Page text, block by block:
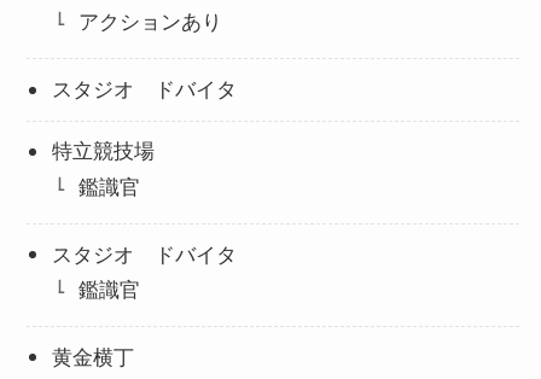
アクションあり
スタジオ ドバイタ
特立競技場
鑑識官
スタジオ ドバイタ
鑑識官
黄金横丁